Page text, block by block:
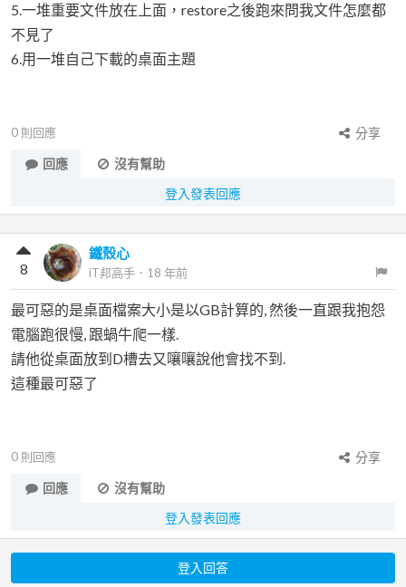
5.一堆重要文件放在上面，restore之後跑來問我文件怎麼都
不見了
6.用一堆自己下載的桌面主題
0 則回應
分享
回應
沒有幫助
登入發表回應
鐵殼心
iT邦高手 ． 18 年前
8
最可惡的是桌面檔案大小是以GB計算的, 然後一直跟我抱怨
電腦跑很慢, 跟蝸牛爬一樣.
請他從桌面放到D槽去又嚷嚷說他會找不到.
這種最可惡了
0 則回應
分享
回應
沒有幫助
登入發表回應
登入回答